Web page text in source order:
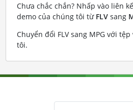
Chưa chắc chắn? Nhấp vào liên
demo của chúng tôi từ FLVsang
Chuyển đổi FLV sang MPG với
tôi.